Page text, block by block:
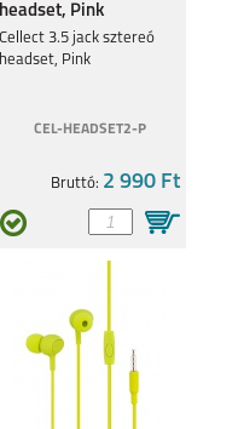
headset, Pink
Cellect 3.5 jack sztereó
headset, Pink
CEL-HEADSET2-P
Bruttó: 2 990 Ft